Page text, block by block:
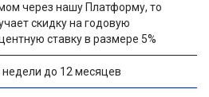
через нашу Платформу, то
скидку на годовую
ставку в размере 5%
недели до 12 месяцев